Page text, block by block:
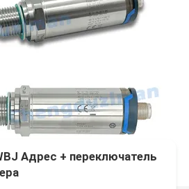
Адрес + переключатель